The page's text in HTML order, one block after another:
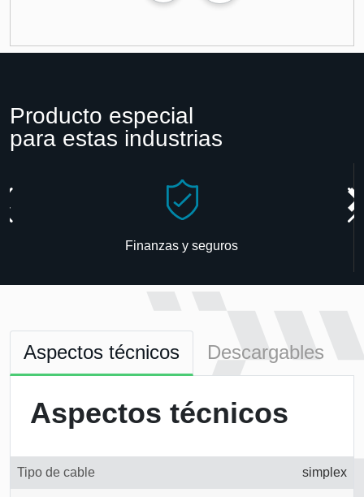
Producto especial
para estas industrias
Finanzas y seguros
Aspectos técnicos Descargables
Aspectos técnicos
Tipo de cable simplex